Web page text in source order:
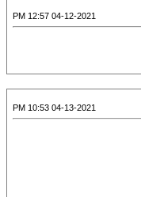
04-12-2021 12:57 PM
04-13-2021 10:53 PM